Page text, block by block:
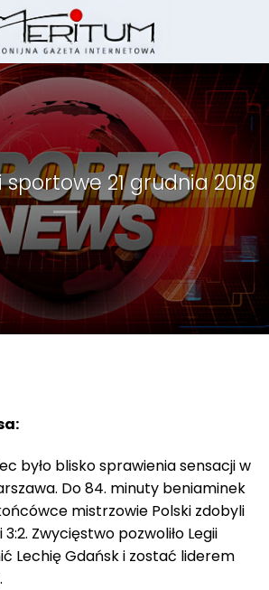
21 grudnia 2018
było blisko sprawienia sensacji w
Do 84. minuty beniaminek
mistrzowie Polski zdobyli
Zwycięstwo pozwoliło Legii
Lechię Gdańsk i zostać liderem